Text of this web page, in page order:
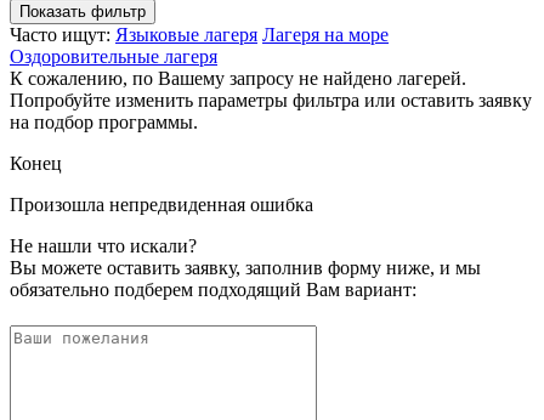
Показать фильтр
Часто ищут: Языковые лагеря Лагеря на море
Оздоровительные лагеря
К сожалению, по Вашему запросу не найдено лагерей.
Попробуйте изменить параметры фильтра или оставить заявку
на подбор программы.
Конец
Произошла непредвиденная ошибка
Не нашли что искали?
Вы можете оставить заявку, заполнив форму ниже, и мы
обязательно подберем подходящий Вам вариант: